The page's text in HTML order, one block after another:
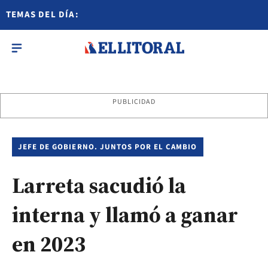
TEMAS DEL DÍA:
PUBLICIDAD
JEFE DE GOBIERNO. JUNTOS POR EL CAMBIO
Larreta sacudió la
interna y llamó a ganar
en 2023